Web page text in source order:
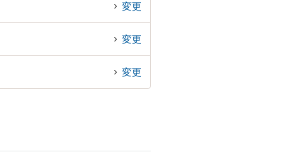
変更
変更
変更